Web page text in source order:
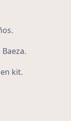
kit.